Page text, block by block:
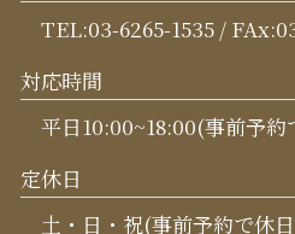
TEL:03-6265-1535 /
対応時間
平日10:00~18:00(事前予
定休日
土・日・祝(事前予約で休